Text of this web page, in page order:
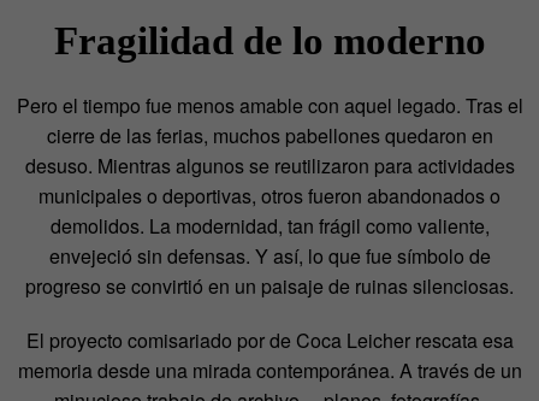
Fragilidad de lo moderno
Pero el tiempo fue menos amable con aquel legado. Tras el
cierre de las ferias, muchos pabellones quedaron en
desuso. Mientras algunos se reutilizaron para actividades
municipales o deportivas, otros fueron abandonados o
demolidos. La modernidad, tan frágil como valiente,
envejeció sin defensas. Y así, lo que fue símbolo de
progreso se convirtió en un paisaje de ruinas silenciosas.
El proyecto comisariado por de Coca Leicher rescata esa
memoria desde una mirada contemporánea. A través de un